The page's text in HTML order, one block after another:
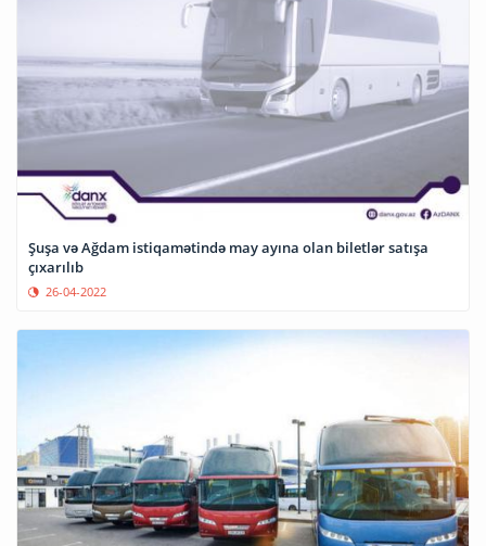
Şuşa və Ağdam istiqamətində may ayına olan biletlər satışa
çıxarılıb
26-04-2022